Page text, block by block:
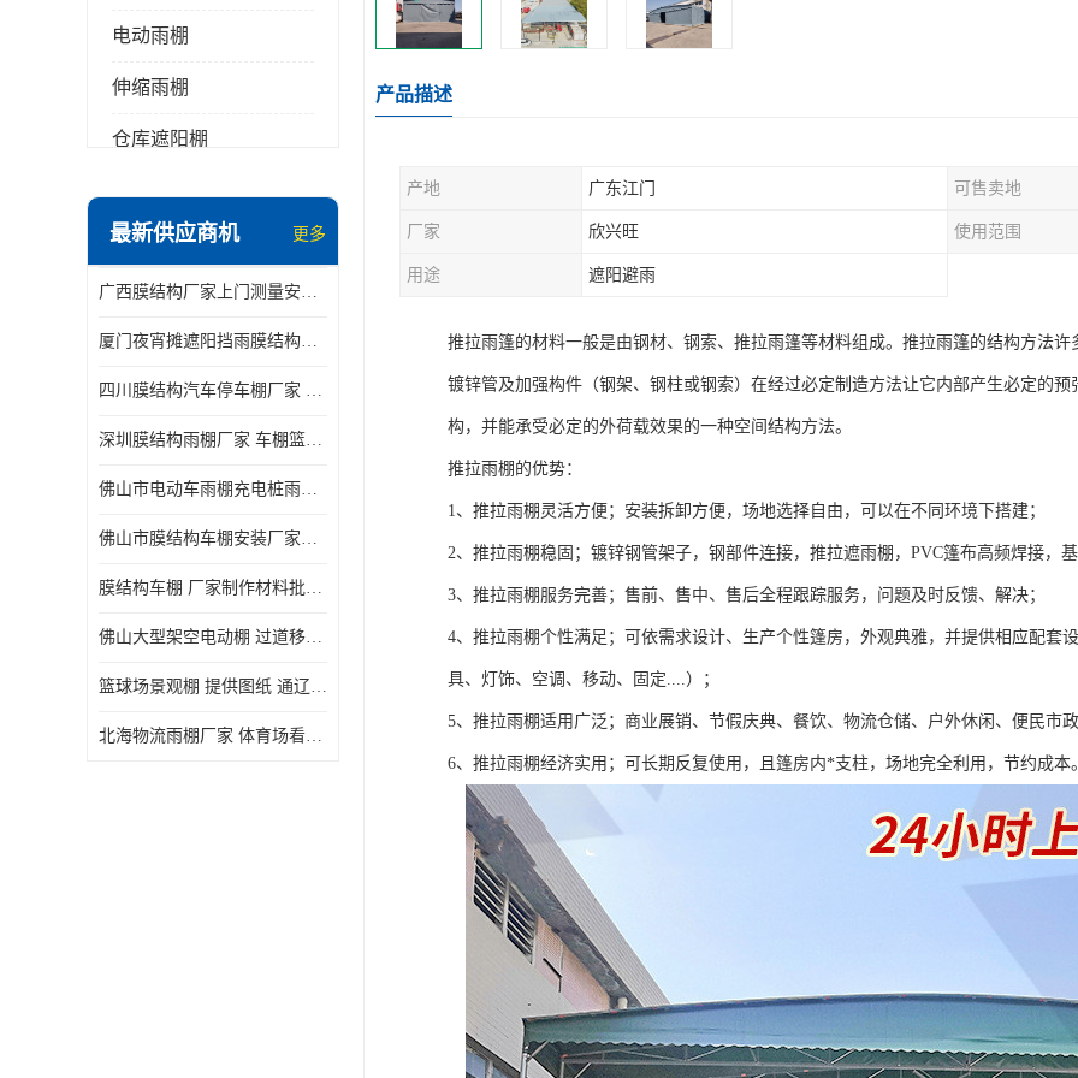
电动雨棚
伸缩雨棚
仓库遮阳棚
电动推拉雨棚
膜结构停景观棚
最新供应商机 更多
广西膜结构厂家上门测量安装发货，厂家发货没有差价
厦门夜宵摊遮阳挡雨膜结构雨棚设计 上门测量 款式多
四川膜结构汽车停车棚厂家 款式多 提供报价
深圳膜结构雨棚厂家 车棚篮球场体育看台 规格多样
佛山市电动车雨棚充电桩雨棚小区电动车棚
佛山市膜结构车棚安装厂家发货安装
膜结构车棚 厂家制作材料批发安装一体式工厂
佛山大型架空电动棚 过道移动雨蓬 屋轨道悬空棚免费测量
篮球场景观棚 提供图纸 通辽膜结构厂家
北海物流雨棚厂家 体育场看台雨棚 价格优惠
产品描述
产地 广东江门 可售卖地
厂家 欣兴旺 使用范围
用途 遮阳避雨
推拉雨篷的材料一般是由钢材、钢索、推拉雨篷等材料组成。推拉雨篷的结构方法
镀锌管及加强构件（钢架、钢柱或钢索）在经过必定制造方法让它内部产生必定的
构，并能承受必定的外荷载效果的一种空间结构方法。
推拉雨棚的优势：
1、推拉雨棚灵活方便；安装拆卸方便，场地选择自由，可以在不同环境下搭建；
2、推拉雨棚稳固；镀锌钢管架子，钢部件连接，推拉遮雨棚，PVC篷布高频焊接，
3、推拉雨棚服务完善；售前、售中、售后全程跟踪服务，问题及时反馈、解决；
4、推拉雨棚个性满足；可依需求设计、生产个性篷房，外观典雅，并提供相应配套
具、灯饰、空调、移动、固定....）；
5、推拉雨棚适用广泛；商业展销、节假庆典、餐饮、物流仓储、户外休闲、便民市
6、推拉雨棚经济实用；可长期反复使用，且篷房内*支柱，场地完全利用，节约成本